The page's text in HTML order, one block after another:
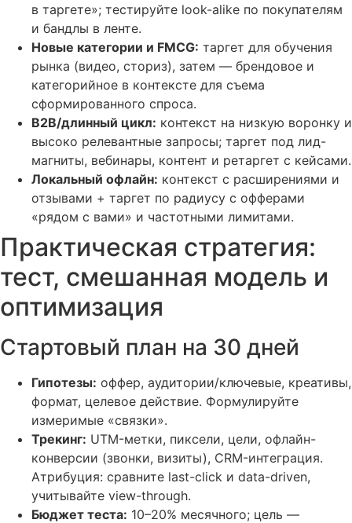
в таргете»; тестируйте look-alike по покупателям
и бандлы в ленте.
Новые категории и FMCG: таргет для обучения
рынка (видео, сториз), затем — брендовое и
категорийное в контексте для съема
сформированного спроса.
B2B/длинный цикл: контекст на низкую воронку и
высоко релевантные запросы; таргет под лид-
магниты, вебинары, контент и ретаргет с кейсами.
Локальный офлайн: контекст с расширениями и
отзывами + таргет по радиусу с офферами
«рядом с вами» и частотными лимитами.
Практическая стратегия:
тест, смешанная модель и
оптимизация
Стартовый план на 30 дней
Гипотезы: оффер, аудитории/ключевые, креативы,
формат, целевое действие. Формулируйте
измеримые «связки».
Трекинг: UTM-метки, пиксели, цели, офлайн-
конверсии (звонки, визиты), CRM-интеграция.
Атрибуция: сравните last-click и data-driven,
учитывайте view-through.
Бюджет теста: 10–20% месячного; цель —